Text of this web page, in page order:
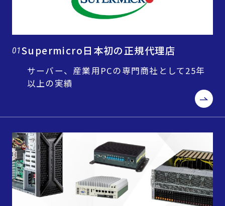
01Supermicro日本初の正規代理店
サーバー、産業用PCの専門商社として25年
以上の実績